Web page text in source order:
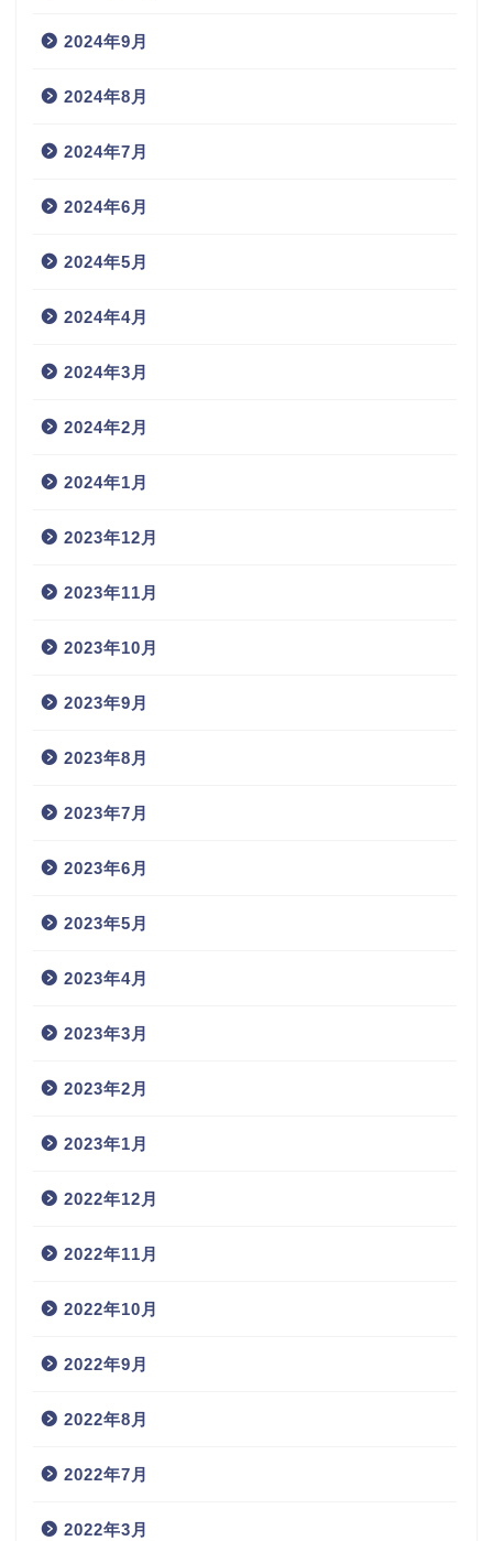
2024年9月
2024年8月
2024年7月
2024年6月
2024年5月
2024年4月
2024年3月
2024年2月
2024年1月
2023年12月
2023年11月
2023年10月
2023年9月
2023年8月
2023年7月
2023年6月
2023年5月
2023年4月
2023年3月
2023年2月
2023年1月
2022年12月
2022年11月
2022年10月
2022年9月
2022年8月
2022年7月
2022年3月